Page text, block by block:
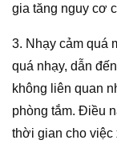
gia tăng nguy cơ
3. Nhạy cảm quá
quá nhạy, dẫn
không liên quan
phòng tắm. Điều
thời gian cho việc